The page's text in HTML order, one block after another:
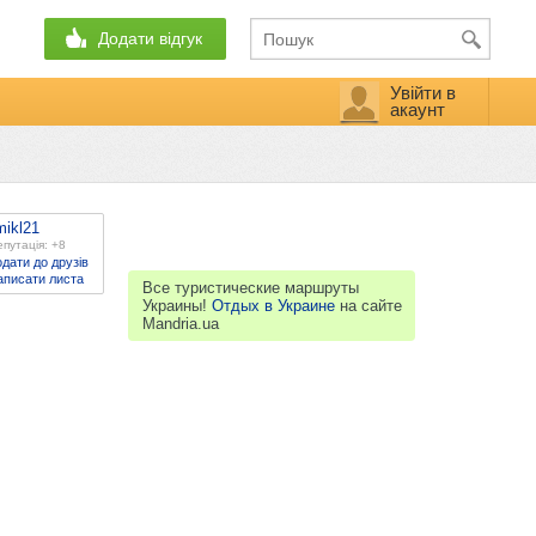
Додати відгук
Увійти в
акаунт
+8
до друзів
листа
Все туристические маршруты
Украины! Отдых в Украине на сайте
Mandria.ua